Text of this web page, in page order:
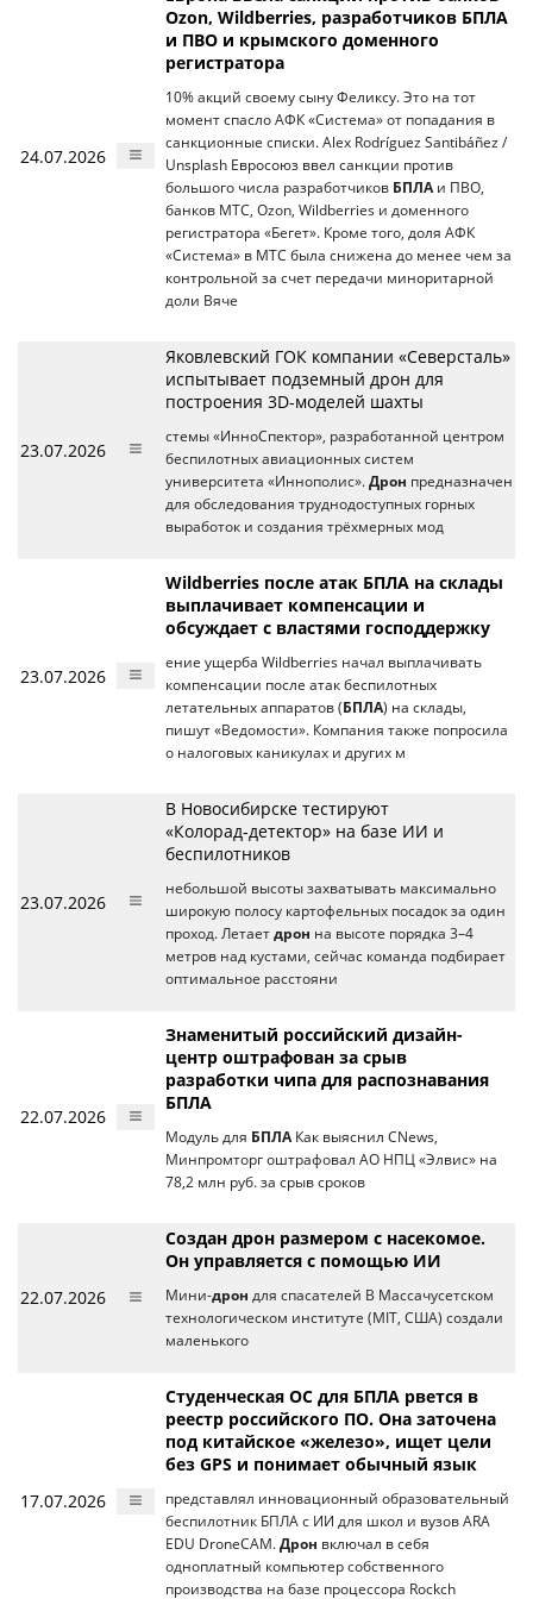
24.07.2026
Ozon, Wildberries, разработчиков БПЛА
и ПВО и крымского доменного
регистратора
10% акций своему сыну Феликсу. Это на тот
момент спасло АФК «Система» от попадания в
санкционные списки. Alex Rodríguez Santibáñez /
Unsplash Евросоюз ввел санкции против
большого числа разработчиков БПЛА и ПВО,
банков МТС, Ozon, Wildberries и доменного
регистратора «Бегет». Кроме того, доля АФК
«Система» в МТС была снижена до менее чем за
контрольной за счет передачи миноритарной
доли Вяче
23.07.2026
Яковлевский ГОК компании «Северсталь»
испытывает подземный дрон для
построения 3D-моделей шахты
стемы «ИнноСпектор», разработанной центром
беспилотных авиационных систем
университета «Иннополис». Дрон предназначен
для обследования труднодоступных горных
выработок и создания трёхмерных мод
23.07.2026
Wildberries после атак БПЛА на склады
выплачивает компенсации и
обсуждает с властями господдержку
ение ущерба Wildberries начал выплачивать
компенсации после атак беспилотных
летательных аппаратов (БПЛА) на склады,
пишут «Ведомости». Компания также попросила
о налоговых каникулах и других м
23.07.2026
В Новосибирске тестируют
«Колорад‑детектор» на базе ИИ и
беспилотников
небольшой высоты захватывать максимально
широкую полосу картофельных посадок за один
проход. Летает дрон на высоте порядка 3–4
метров над кустами, сейчас команда подбирает
оптимальное расстояни
22.07.2026
Знаменитый российский дизайн-
центр оштрафован за срыв
разработки чипа для распознавания
БПЛА
Модуль для БПЛА Как выяснил CNews,
Минпромторг оштрафовал АО НПЦ «Элвис» на
78,2 млн руб. за срыв сроков
22.07.2026
Создан дрон размером с насекомое.
Он управляется с помощью ИИ
Мини-дрон для спасателей В Массачусетском
технологическом институте (MIT, США) создали
маленького
17.07.2026
Студенческая ОС для БПЛА рвется в
реестр российского ПО. Она заточена
под китайское «железо», ищет цели
без GPS и понимает обычный язык
представлял инновационный образовательный
беспилотник БПЛА с ИИ для школ и вузов ARA
EDU DroneCAM. Дрон включал в себя
одноплатный компьютер собственного
производства на базе процессора Rockch